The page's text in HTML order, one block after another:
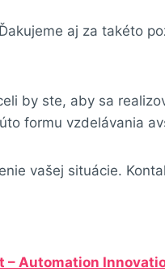
aj za takéto
by ste, aby sa
formu vzdelávania
vašej situácie.
– Automation